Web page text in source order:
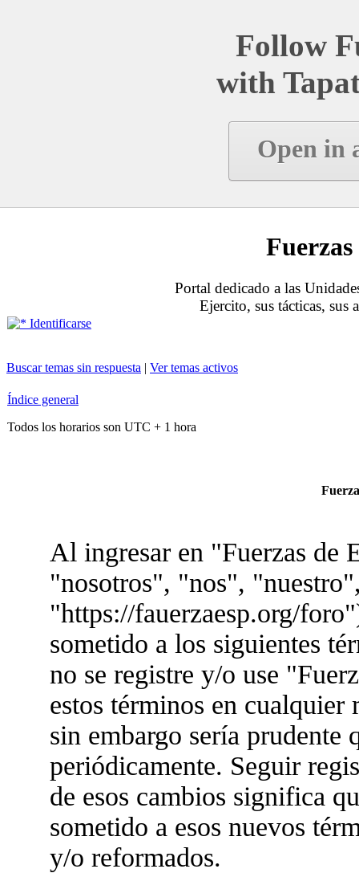
Follow
with
Open in
Portal dedicado a las
Ejercito, sus tácticas, sus
Identificarse
Buscar temas sin respuesta | Ver temas activos
Índice general
Todos los horarios son UTC + 1 hora
Al ingresar en "Fuerzas de
"nosotros", "nos",
"https://fauerzaesp.org/
sometido a los siguientes
no se registre y/o use
estos términos en
sin embargo sería prudente
periódicamente. Seguir
de esos cambios significa
sometido a esos nuevos
y/o reformados.